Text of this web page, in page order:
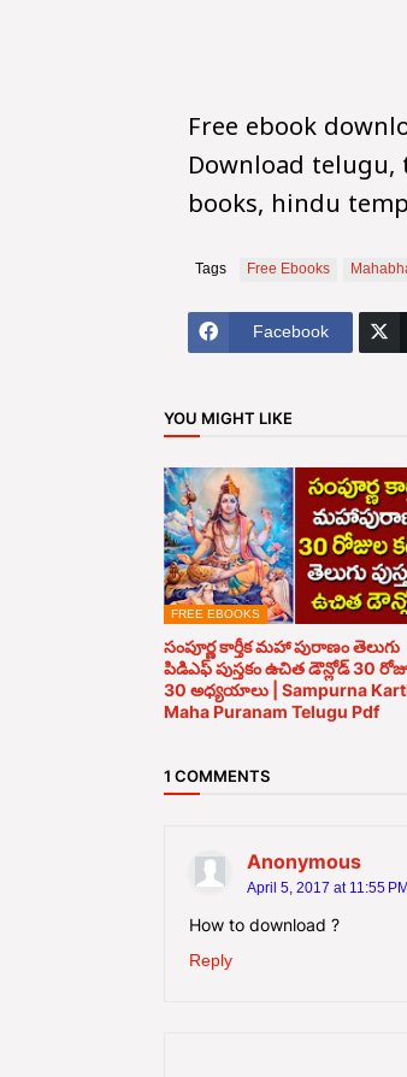
Free ebook
Download
books, hindu
Tags Free Ebooks
Facebook
YOU MIGHT LIKE
FREE EBOOKS
సంపూర్ణ కార్తీక మహా పురాణం తెలుగు
పిడిఎఫ్ పుస్తకం ఉచిత డౌన్లోడ్ 30
30 అధ్యయాలు | Sampurna
Maha Puranam Telugu Pdf
1 COMMENTS
Anonymous
April 5, 2017 at 11:55 PM
How to download ?
Reply